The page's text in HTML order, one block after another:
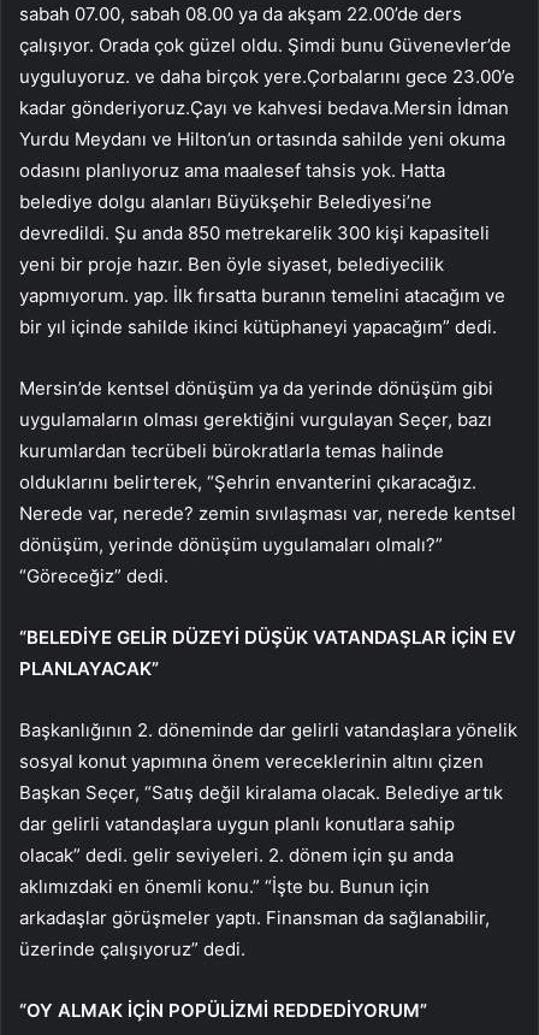
sabah 07.00, sabah 08.00 ya da akşam 22.00’de ders
çalışıyor. Orada çok güzel oldu. Şimdi bunu Güvenevler’de
uyguluyoruz. ve daha birçok yere.Çorbalarını gece 23.00’e
kadar gönderiyoruz.Çayı ve kahvesi bedava.Mersin İdman
Yurdu Meydanı ve Hilton’un ortasında sahilde yeni okuma
odasını planlıyoruz ama maalesef tahsis yok. Hatta
belediye dolgu alanları Büyükşehir Belediyesi’ne
devredildi. Şu anda 850 metrekarelik 300 kişi kapasiteli
yeni bir proje hazır. Ben öyle siyaset, belediyecilik
yapmıyorum. yap. İlk fırsatta buranın temelini atacağım ve
bir yıl içinde sahilde ikinci kütüphaneyi yapacağım” dedi.
Mersin’de kentsel dönüşüm ya da yerinde dönüşüm gibi
uygulamaların olması gerektiğini vurgulayan Seçer, bazı
kurumlardan tecrübeli bürokratlarla temas halinde
olduklarını belirterek, “Şehrin envanterini çıkaracağız.
Nerede var, nerede? zemin sıvılaşması var, nerede kentsel
dönüşüm, yerinde dönüşüm uygulamaları olmalı?”
“Göreceğiz” dedi.
“BELEDİYE GELİR DÜZEYİ DÜŞÜK VATANDAŞLAR İÇİN EV
PLANLAYACAK”
Başkanlığının 2. döneminde dar gelirli vatandaşlara yönelik
sosyal konut yapımına önem vereceklerinin altını çizen
Başkan Seçer, “Satış değil kiralama olacak. Belediye artık
dar gelirli vatandaşlara uygun planlı konutlara sahip
olacak” dedi. gelir seviyeleri. 2. dönem için şu anda
aklımızdaki en önemli konu.” “İşte bu. Bunun için
arkadaşlar görüşmeler yaptı. Finansman da sağlanabilir,
üzerinde çalışıyoruz” dedi.
“OY ALMAK İÇİN POPÜLİZMİ REDDEDİYORUM”